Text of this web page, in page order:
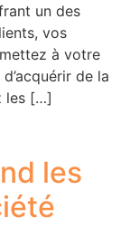
un des
vos
à votre
de la
les […]
les